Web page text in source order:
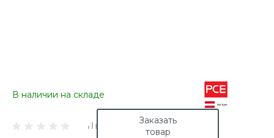
В наличии на складе
Заказать
товар